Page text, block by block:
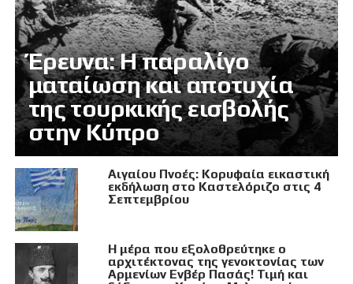
Έρευνα: Η παραλίγο
ματαίωση και αποτυχία
της τουρκικής εισβολής
στην Κύπρο
Αιγαίου Πνοές: Κορυφαία εικαστική
εκδήλωση στο Καστελόριζο στις 4
Σεπτεμβρίου
Η μέρα που εξολοθρεύτηκε ο
αρχιτέκτονας της γενοκτονίας των
Αρμενίων Ενβέρ Πασάς! Τιμή και